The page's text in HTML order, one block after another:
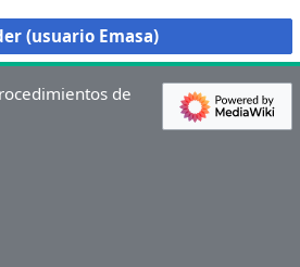
(usuario Emasa)
de